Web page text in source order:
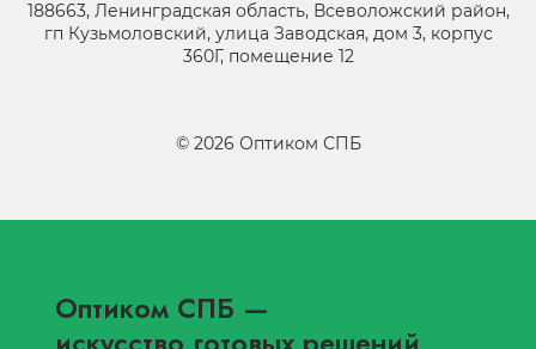
188663, Ленинградская область, Всеволожский район,
гп Кузьмоловский, улица Заводская, дом 3, корпус
360Г, помещение 12
© 2026 Оптиком СПБ
Оптиком СПБ —